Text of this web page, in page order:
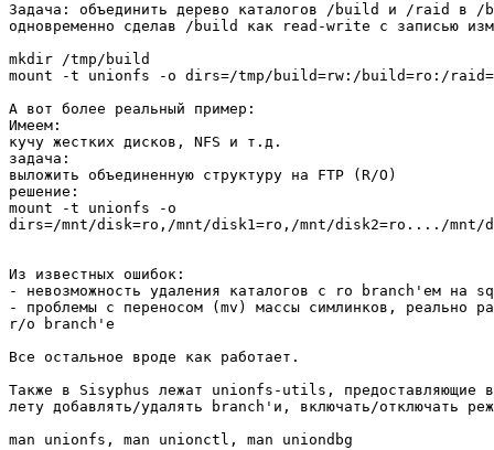
Задача: объединить дерево каталогов /build и /raid в
одновременно сделав /build как read-write с записью
mkdir /tmp/build
mount -t unionfs -o dirs=/tmp/build=rw:/build=ro:/
А вот более реальный пример:
Имеем:
кучу жестких дисков, NFS и т.д.
задача:
выложить объединенную структуру на FTP (R/O)
решение:
mount -t unionfs -o
dirs=/mnt/disk=ro,/mnt/disk1=ro,/mnt/disk2=ro..../mnt/
Из известных ошибок:
- невозможность удаления каталогов с ro branch'ем на
- проблемы с переносом (mv) массы симлинков, реально
r/o branch'е
Все остальное вроде как работает.
Также в Sisyphus лежат unionfs-utils, предоставляющие
лету добавлять/удалять branch'и, включать/отключать
man unionfs, man unionctl, man uniondbg